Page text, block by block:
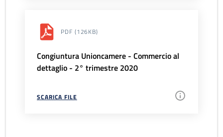
PDF (126KB)
Congiuntura Unioncamere - Commercio al
dettaglio - 2° trimestre 2020
SCARICA FILE